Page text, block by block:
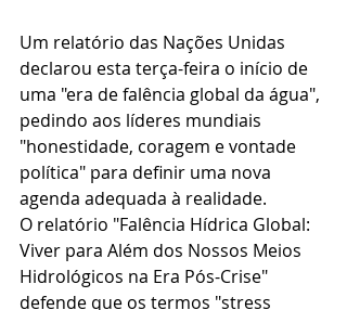
Um relatório das Nações Unidas
declarou esta terça-feira o início de
uma "era de falência global da água",
pedindo aos líderes mundiais
"honestidade, coragem e vontade
política" para definir uma nova
agenda adequada à realidade.
O relatório "Falência Hídrica Global:
Viver para Além dos Nossos Meios
Hidrológicos na Era Pós-Crise"
defende que os termos "stress